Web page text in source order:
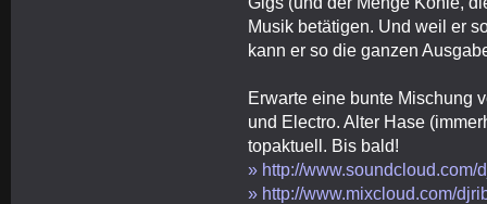
Musik betätigen. Und weil er
kann er so die ganzen
Erwarte eine bunte Mischung
und Electro. Alter Hase
topaktuell. Bis bald!
» http://www.soundcloud.com/
» http://www.mixcloud.com/